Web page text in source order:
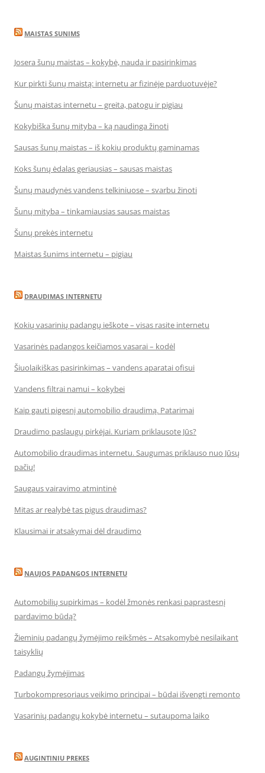
MAISTAS SUNIMS
Josera šunų maistas – kokybė, nauda ir pasirinkimas
Kur pirkti šunų maistą: internetu ar fizinėje parduotuvėje?
Šunų maistas internetu – greita, patogu ir pigiau
Kokybiška šunų mityba – ką naudinga žinoti
Sausas šunų maistas – iš kokių produktų gaminamas
Koks šunų ėdalas geriausias – sausas maistas
Šunų maudynės vandens telkiniuose – svarbu žinoti
Šunų mityba – tinkamiausias sausas maistas
Šunų prekės internetu
Maistas šunims internetu – pigiau
DRAUDIMAS INTERNETU
Kokių vasarinių padangų ieškote – visas rasite internetu
Vasarinės padangos keičiamos vasarai – kodėl
Šiuolaikiškas pasirinkimas – vandens aparatai ofisui
Vandens filtrai namui – kokybei
Kaip gauti pigesnį automobilio draudimą. Patarimai
Draudimo paslaugų pirkėjai. Kuriam priklausote Jūs?
Automobilio draudimas internetu. Saugumas priklauso nuo Jūsų
pačių!
Saugaus vairavimo atmintinė
Mitas ar realybė tas pigus draudimas?
Klausimai ir atsakymai dėl draudimo
NAUJOS PADANGOS INTERNETU
Automobilių supirkimas – kodėl žmonės renkasi paprastesnį
pardavimo būdą?
Žieminių padangų žymėjimo reikšmės – Atsakomybė nesilaikant
taisyklių
Padangų žymėjimas
Turbokompresoriaus veikimo principai – būdai išvengti remonto
Vasarinių padangų kokybė internetu – sutaupoma laiko
AUGINTINIU PREKES